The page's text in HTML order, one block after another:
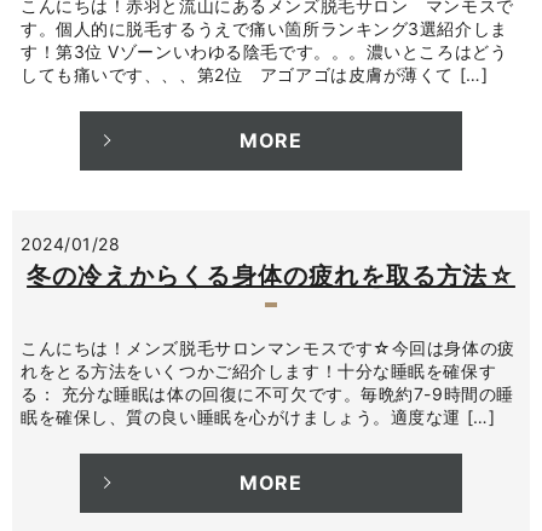
こんにちは！赤羽と流山にあるメンズ脱毛サロン マンモスで
す。個人的に脱毛するうえで痛い箇所ランキング3選紹介しま
す！第3位 Vゾーンいわゆる陰毛です。。。濃いところはどう
しても痛いです、、、第2位 アゴアゴは皮膚が薄くて […]
MORE
2024/01/28
冬の冷えからくる身体の疲れを取る方法☆
こんにちは！メンズ脱毛サロンマンモスです☆今回は身体の疲
れをとる方法をいくつかご紹介します！十分な睡眠を確保す
る： 充分な睡眠は体の回復に不可欠です。毎晩約7-9時間の睡
眠を確保し、質の良い睡眠を心がけましょう。適度な運 […]
MORE